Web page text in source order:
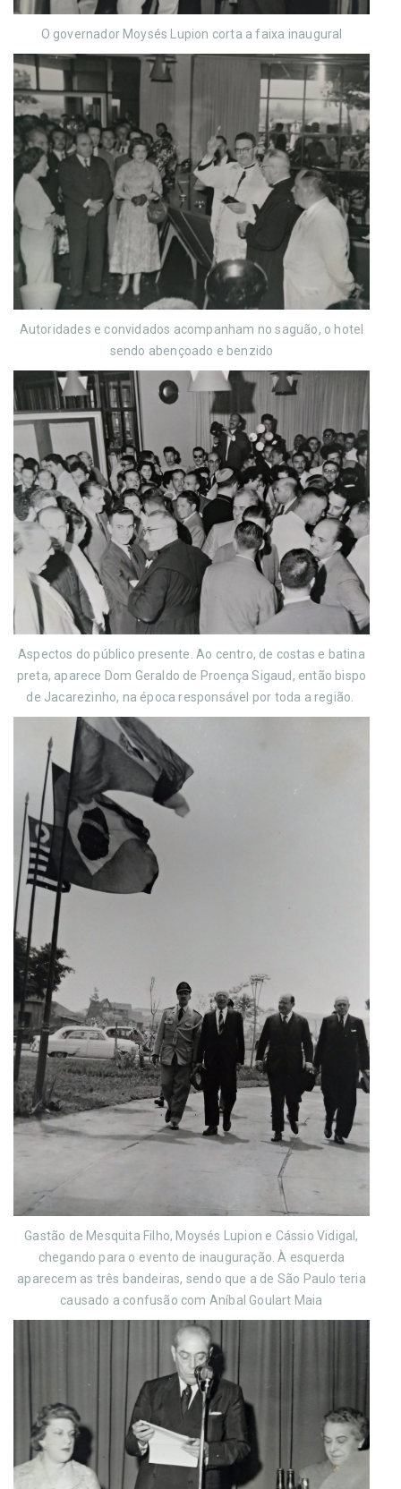
O governador Moysés Lupion corta a faixa inaugural
Autoridades e convidados acompanham no saguão, o hotel
sendo abençoado e benzido
Aspectos do público presente. Ao centro, de costas e batina
preta, aparece Dom Geraldo de Proença Sigaud, então bispo
de Jacarezinho, na época responsável por toda a região.
Gastão de Mesquita Filho, Moysés Lupion e Cássio Vidigal,
chegando para o evento de inauguração. À esquerda
aparecem as três bandeiras, sendo que a de São Paulo teria
causado a confusão com Aníbal Goulart Maia